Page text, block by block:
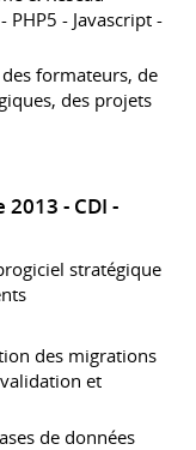
PHP5 - Javascript -
formateurs, de
des projets
2013 CDI
stratégique
des migrations
et
de données